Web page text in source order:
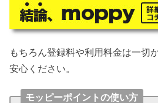
もちろん登録料や利用料金は一切
安心ください。
モッピーポイントの使い方